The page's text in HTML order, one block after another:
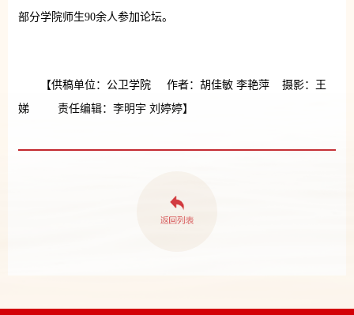
部分学院师生90余人参加论坛。
【供稿单位：公卫学院 作者：胡佳敏 李艳萍 摄影：王
娣 责任编辑：李明宇 刘婷婷】